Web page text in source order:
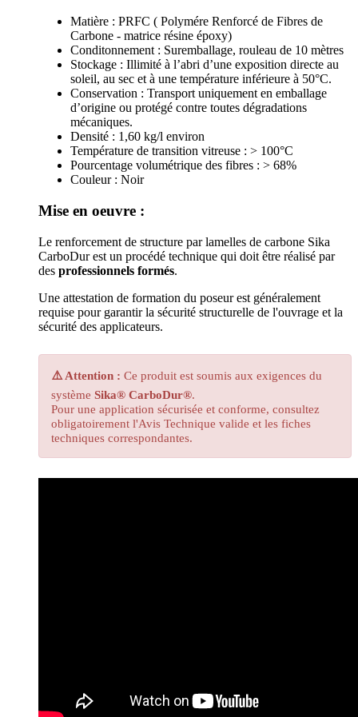
Matière : PRFC ( Polymére Renforcé de Fibres de
Carbone - matrice résine époxy)
Conditonnement : Suremballage, rouleau de 10 mètres
Stockage : Illimité à l’abri d’une exposition directe au
soleil, au sec et à une température inférieure à 50°C.
Conservation : Transport uniquement en emballage
d’origine ou protégé contre toutes dégradations
mécaniques.
Densité : 1,60 kg/l environ
Température de transition vitreuse : > 100°C
Pourcentage volumétrique des fibres : > 68%
Couleur : Noir
Mise en oeuvre :
Le renforcement de structure par lamelles de carbone Sika
CarboDur est un procédé technique qui doit être réalisé par
des professionnels formés.
Une attestation de formation du poseur est généralement
requise pour garantir la sécurité structurelle de l'ouvrage et la
sécurité des applicateurs.
⚠️ Attention : Ce produit est soumis aux exigences du
système Sika® CarboDur®.
Pour une application sécurisée et conforme, consultez
obligatoirement l'Avis Technique valide et les fiches
techniques correspondantes.